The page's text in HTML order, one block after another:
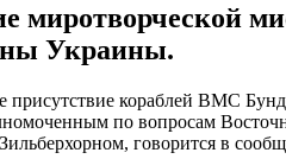
миротворческой
Украины.
присутствие кораблей ВМС
по вопросам
говорится в